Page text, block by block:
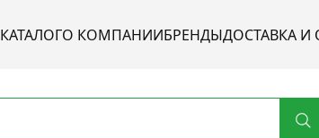
КАТАЛОГО КОМПАНИИБРЕНДЫДОСТАВКА И